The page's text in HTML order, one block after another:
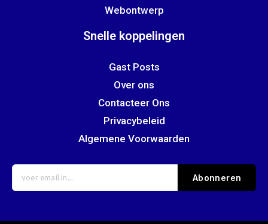
Webontwerp
Snelle koppelingen
Gast Posts
Over ons
Contacteer Ons
Privacybeleid
Algemene Voorwaarden
Abonneren